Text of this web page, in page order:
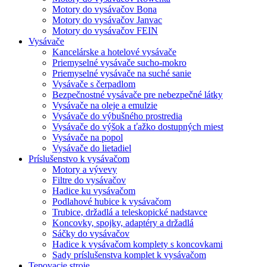
Motory do vysávačov Bona
Motory do vysávačov Janvac
Motory do vysávačov FEIN
Vysávače
Kancelárske a hotelové vysávače
Priemyselné vysávače sucho-mokro
Priemyselné vysávače na suché sanie
Vysávače s čerpadlom
Bezpečnostné vysávače pre nebezpečné látky
Vysávače na oleje a emulzie
Vysávače do výbušného prostredia
Vysávače do výšok a ťažko dostupných miest
Vysávače na popol
Vysávače do lietadiel
Príslušenstvo k vysávačom
Motory a vývevy
Filtre do vysávačov
Hadice ku vysávačom
Podlahové hubice k vysávačom
Trubice, držadlá a teleskopické nadstavce
Koncovky, spojky, adaptéry a držadlá
Sáčky do vysávačov
Hadice k vysávačom komplety s koncovkami
Sady príslušenstva komplet k vysávačom